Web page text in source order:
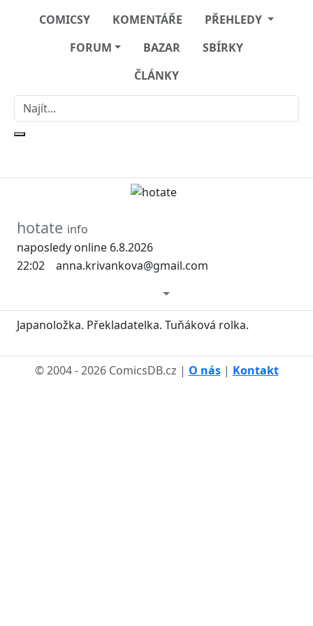
COMICSY KOMENTÁŘE
PŘEHLEDY
FORUM
BAZAR
SBÍRKY
ČLÁNKY
hotate info
naposledy online 6.8.2026
22:02
anna.krivankova@gmail.com
Japanoložka. Překladatelka. Tuňáková rolka.
© 2004 - 2026 ComicsDB.cz | O nás| Kontakt